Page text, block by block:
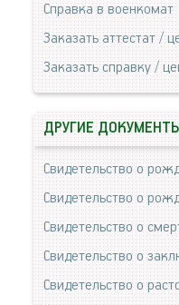
Справка в военкомат
Заказать аттестат /
Заказать справку /
ДРУГИЕ
Свидетельство о
Свидетельство о
Свидетельство о
Свидетельство о
Свидетельство о